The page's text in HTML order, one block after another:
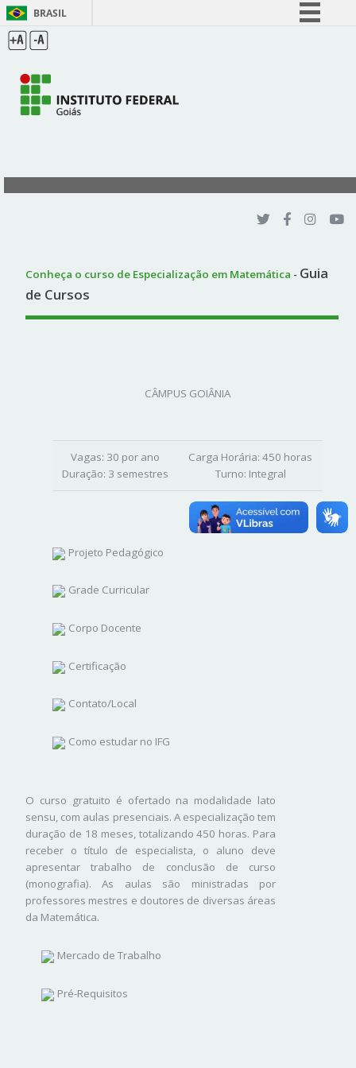
BRASIL
Conheça o curso de Especialização em Matemática - Guia
de Cursos
O curso gratuito é ofertado na modalidade lato
sensu, com aulas presenciais. A especialização tem
duração de 18 meses, totalizando 450 horas. Para
receber o título de especialista, o aluno deve
apresentar trabalho de conclusão de curso
(monografia). As aulas são ministradas por
professores mestres e doutores de diversas áreas
da Matemática.
Mercado de Trabalho
Pré-Requisitos
CÂMPUS GOIÂNIA
Vagas: 30 por ano
Duração: 3 semestres
Carga Horária: 450 horas
Turno: Integral
Projeto Pedagógico
Grade Curricular
Corpo Docente
Certificação
Contato/Local
Como estudar no IFG